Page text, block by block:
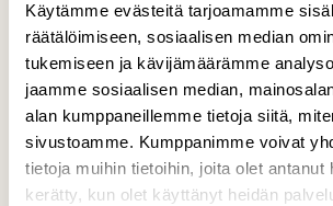
Käytämme evästeitä tarjoamamme
räätälöimiseen, sosiaalisen median
tukemiseen ja kävijämäärämme
jaamme sosiaalisen median,
alan kumppaneillemme tietoja siitä,
sivustoamme. Kumppanimme voivat
tietoja muihin tietoihin, joita olet antanut
kerätty, kun olet käyttänyt heidän
Unen aika
Päivän touhujen lomassa
poikasilla on aikaa myös
Valokuvaaja: Reijo Juurinen,